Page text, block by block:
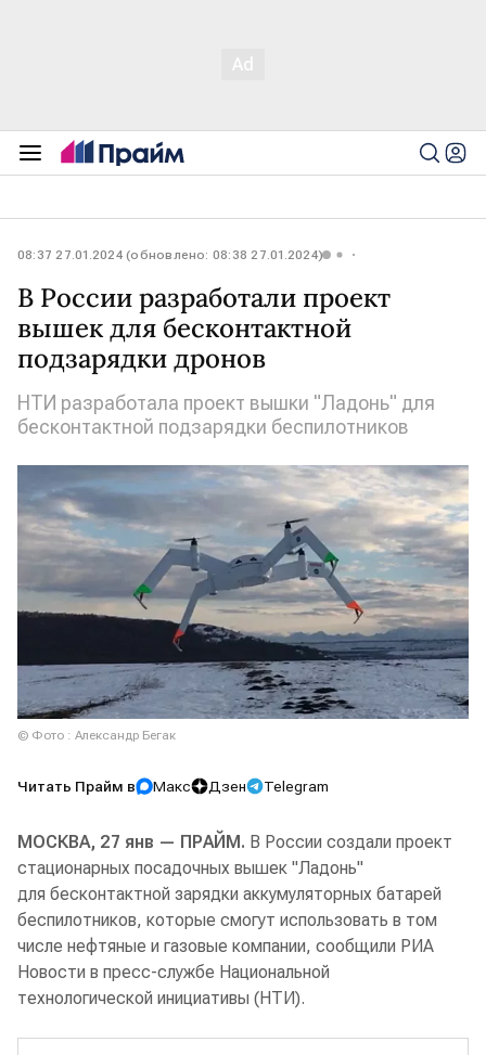
08:37 27.01.2024 (обновлено: 08:38 27.01.2024)
В России разработали проект
вышек для бесконтактной
подзарядки дронов
НТИ разработала проект вышки "Ладонь" для
бесконтактной подзарядки беспилотников
© Фото : Александр Бегак
Читать Прайм в Макс Дзен Telegram
МОСКВА, 27 янв — ПРАЙМ. В России создали проект
стационарных посадочных вышек "Ладонь"
для бесконтактной зарядки аккумуляторных батарей
беспилотников, которые смогут использовать в том
числе нефтяные и газовые компании, сообщили РИА
Новости в пресс-службе Национальной
технологической инициативы (НТИ).